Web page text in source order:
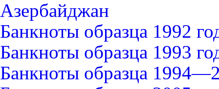
Азербайджан
Банкноты образца 1992
Банкноты образца 1993
Банкноты образца